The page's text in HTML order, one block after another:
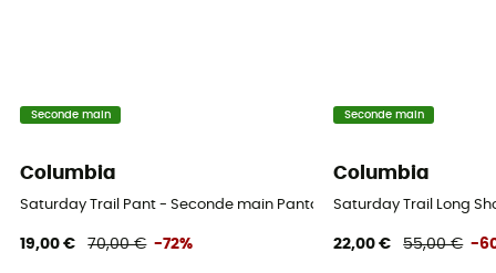
Seconde main
Columbia
Saturday Trail Pant - Seconde main Pantalon randonnée homme -
19,00 € 70,00 € -72%
Seconde main
Columbia
Saturday Trail Long
22,00 € 55,00 € -